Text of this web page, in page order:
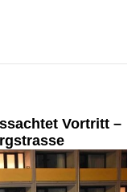
Vortritt –